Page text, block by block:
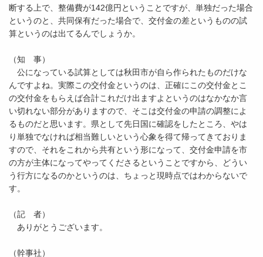
断する上で、整備費が142億円ということですが、単独だった場合
というのと、共同保有だった場合で、交付金の差というものの試
算というのは出てるんでしょうか。
（知 事）
公になっている試算としては秋田市が自ら作られたものだけな
んですよね。実際この交付金というのは、正確にこの交付金とこ
の交付金をもらえば合計これだけ出ますよというのはなかなか言
い切れない部分がありますので、そこは交付金の申請の調整によ
るものだと思います。県として先日国に確認をしたところ、やは
り単独でなければ相当難しいという心象を得て帰ってきておりま
すので、それをこれから共有という形になって、交付金申請を市
の方が主体になってやってくださるということですから、どうい
う行方になるのかというのは、ちょっと現時点ではわからないで
す。
（記 者）
ありがとうございます。
（幹事社）